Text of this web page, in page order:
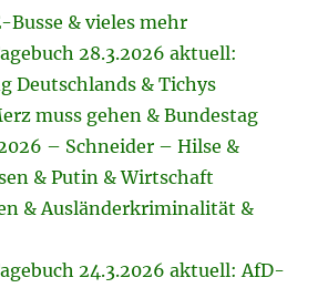
Busse & vieles mehr
28.3.2026 aktuell:
Deutschlands & Tichys
muss gehen & Bundestag
– Schneider – Hilse &
& Putin & Wirtschaft
& Ausländerkriminalität &
24.3.2026 aktuell: AfD-